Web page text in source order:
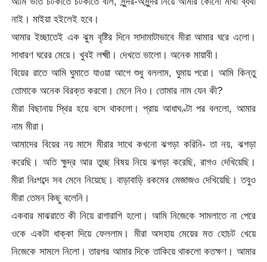
নাই। মাইয়া হইলেই হবে।
আমার ইচ্ছাতেই এক ঝুম বৃষ্টির দিনে সাদামাটাভাবে মীরা আমার ঘরে এলো।
সাধারণ ঘরের মেয়ে। খুবই লক্ষ্মী। দেখতে ভালো। অনেক মায়াবী।
বিয়ের রাতে আমি ঘুমাতে যাওয়া আগে শুধু বললাম, ঘুমায় পরো। আমি কিন্তু
তোমাকে অনেক বিরক্ত করবো। মেনে নিও। তোমার নাম যেন কী?
মীরা বিছানায় স্থির হয়ে বসে থাকলো। প্রায় আধাঘণ্টা পর বললো, আমার
নাম মীরা।
আমাদের বিয়ের নয় মাসে মীরার সাথে কখনো ঝগড়া করিনি- তা নয়, ঝগড়া
করেছি। অতি ক্ষুদ্র আর তুচ্ছ বিষয় নিয়ে ঝগড়া করেছি, রাগও দেখিয়েছি।
মীরা নিঃশব্দে সব মেনে নিয়েছে। বাড়াবাড়ি রকমের মেজাজও দেখিয়েছি। তবুও
মীরা তেমন কিছু বলেনি।
একবার মাঝরাতে কী নিয়ে রাগারাগি হলো। আমি নিজেকে সামলাতে না পেরে
ওকে একটা ধাক্কা দিয়ে ফেললাম। মীরা অসহায় মেয়ের মত হোচট খেয়ে
নিজেকে সামলে নিলো। তারপর আমার দিকে তাকিয়ে থাকলো কতক্ষণ। আমার